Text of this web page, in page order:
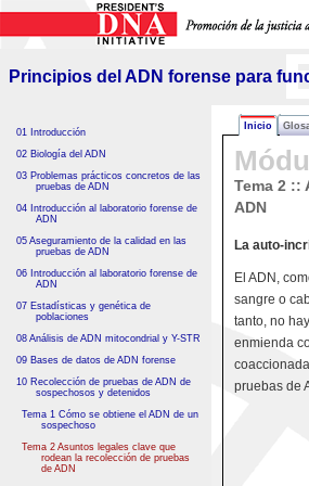
para funcionarios del tribunal
Principios del ADN forense para
Inicio
01 Introducción
02 Biología del ADN
03 Problemas prácticos concretos de las
pruebas de ADN
04 Introducción al laboratorio forense de
ADN
05 Aseguramiento de la calidad en las
pruebas de ADN
06 Introducción al laboratorio forense de
ADN
07 Estadísticas y genética de
poblaciones
08 Análisis de ADN mitocondrial y Y-STR
09 Bases de datos de ADN forense
10 Recolección de pruebas de ADN de
sospechosos y detenidos
Tema 1 Cómo se obtiene el ADN de un
sospechoso
Tema 2 Asuntos legales clave que
rodean la recolección de pruebas
de ADN
Tema 2 ::
ADN
La auto-
El ADN,
sangre o
tanto, no
enmienda
pruebas de